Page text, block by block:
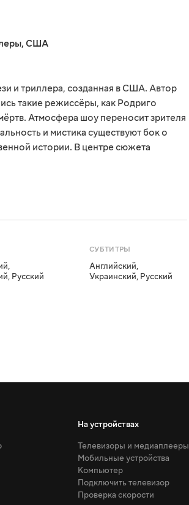
, США
и триллера, созданная в США. Автор
такие режиссёры, как Родриго
Атмосфера шоу переносит зрителя
и мистика существуют бок о
истории. В центре сюжета
,
, Русский
СУБТИТРЫ
Английский,
Украинский, Русский
На устройствах
Телевизоры и медиаплееры
Мобильные устройства
Компьютер
Подключить телевизор
Проверка скорости